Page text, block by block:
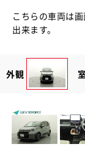
こちらの車両は
出来ます。
外観